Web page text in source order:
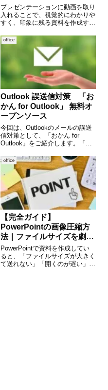
活用ポイント
プレゼンテーションに動画を取り
入れることで、視覚的にわかりや
すく、印象に残る資料を作成する
は動画の埋め込み機能が用意され
ており、操作も比較的シンプルで
す。しかし、実際に使おうとする
と「どこから挿入するの
office
Outlook 誤送信対策 「お
かん for Outlook」 無料オ
ープンソース
今回は、Outlookのメールの誤送
信対策として、「おかん for
Outlook」をご紹介します。「お
ースで使用するのに、費用はかか
りません。メール送信前に確認画
面を表示し、項目をチェックしな
いと
office
【完全ガイド】
PowerPointの画像圧縮方
法｜ファイルサイズを劇的
に軽くするコツと注意点
PowerPointで資料を作成してい
ると、「ファイルサイズが大きく
て送れない」「開くのが遅い」と